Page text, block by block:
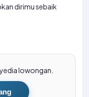
dirimu sebaik
lowongan.